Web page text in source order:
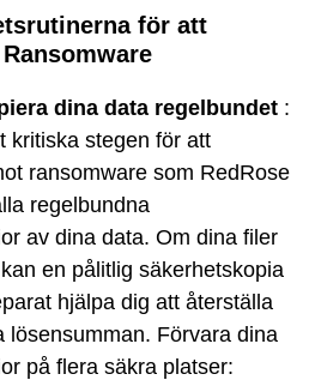
för att
dina data regelbundet :
kritiska stegen för att
ransomware som RedRose
regelbundna
av dina data. Om dina filer
en pålitlig säkerhetskopia
hjälpa dig att återställa
lösensumman. Förvara dina
på flera säkra platser: